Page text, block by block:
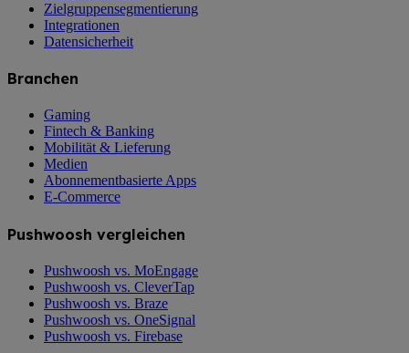
Zielgruppensegmentierung
Integrationen
Datensicherheit
Branchen
Gaming
Fintech & Banking
Mobilität & Lieferung
Medien
Abonnementbasierte Apps
E-Commerce
Pushwoosh vergleichen
Pushwoosh vs. MoEngage
Pushwoosh vs. CleverTap
Pushwoosh vs. Braze
Pushwoosh vs. OneSignal
Pushwoosh vs. Firebase